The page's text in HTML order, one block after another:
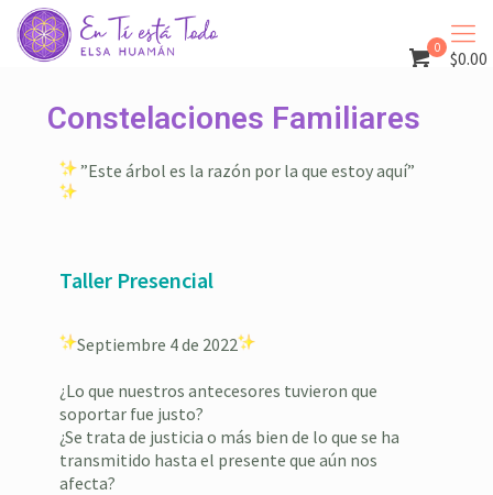
0 $0.00
Constelaciones Familiares
”Este árbol es la razón por la que estoy aquí”
Taller Presencial
Septiembre 4 de 2022
¿Lo que nuestros antecesores tuvieron que
soportar fue justo? ⁣⁣⁣⁣
¿Se trata de justicia o más bien de lo que se ha
transmitido hasta el presente que aún nos
afecta?